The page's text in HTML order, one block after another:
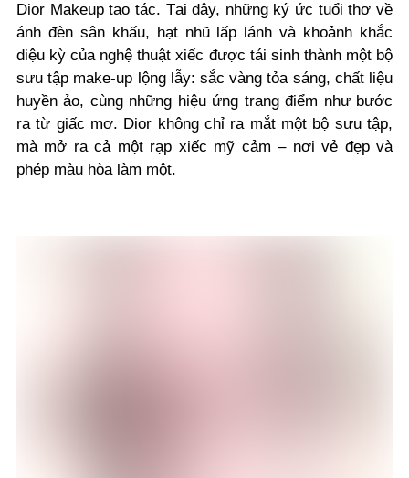
Dior Makeup tạo tác. Tại đây, những ký ức tuổi thơ về
ánh đèn sân khấu, hạt nhũ lấp lánh và khoảnh khắc
diệu kỳ của nghệ thuật xiếc được tái sinh thành một bộ
sưu tập make-up lộng lẫy: sắc vàng tỏa sáng, chất liệu
huyền ảo, cùng những hiệu ứng trang điểm như bước
ra từ giấc mơ. Dior không chỉ ra mắt một bộ sưu tập,
mà mở ra cả một rạp xiếc mỹ cảm – nơi vẻ đẹp và
phép màu hòa làm một.